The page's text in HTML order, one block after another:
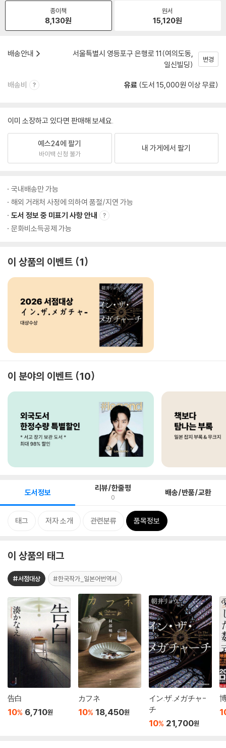
종이책
8,130원
원서
15,120원
배송안내
서울특별시 영등포구 은행로 11(여의도동,
일신빌딩)
변경
배송비 유료 (도서 15,000원 이상 무료)
이미 소장하고 있다면 판매해 보세요.
예스24에 팔기
바이백 신청 불가
내 가게에서 팔기
국내배송만 가능
해외 거래처 사정에 의하여 품절/지연 가능
도서 정보 중 미표기 사항 안내
문화비소득공제 가능
이 상품의 이벤트 1
이 분야의 이벤트 10
도서정보 리뷰/한줄평
0 배송/반품/교환
태그 저자 소개 관련분류 품목정보
이 상품의 태그
#서점대상 #한국작가_일본어번역서
告白
10% 6,710원
カフネ
10% 18,450원
イン.ザ.メガチャ-
チ
10% 21,700원